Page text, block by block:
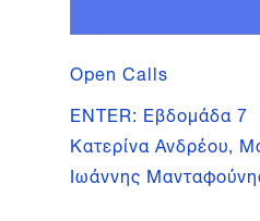
Open Calls
ENTER: Εβδομάδα 7
Κατερίνα Ανδρέου,
Ιωάννης